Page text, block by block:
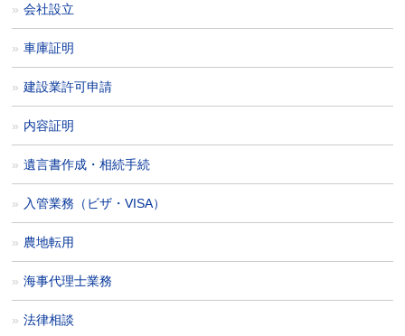
会社設立
車庫証明
建設業許可申請
内容証明
遺言書作成・相続手続
入管業務（ビザ・VISA）
農地転用
海事代理士業務
法律相談